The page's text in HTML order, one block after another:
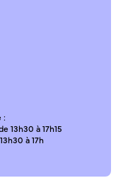
:
13h30 à 17h15
à 17h
récupérateur d’eau